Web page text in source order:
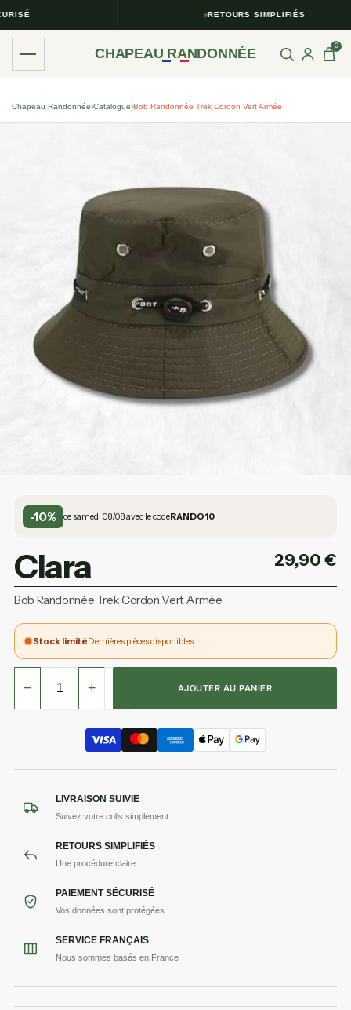
RETOURS SIMPLIFIÉS
CHAPEAU RANDONNÉE 0
Chapeau Randonnée›Catalogue›Bob Randonnée Trek Cordon Vert Armée
-10% ce samedi 08/08 avec le codeRANDO10
Clara 29,90€
Bob Randonnée Trek Cordon Vert Armée
Stock limitéDernières pièces disponibles
− + AJOUTER AU PANIER
LIVRAISON SUIVIE
Suivez votre colis simplement
RETOURS SIMPLIFIÉS
Une procédure claire
PAIEMENT SÉCURISÉ
Vos données sont protégées
SERVICE FRANÇAIS
Nous sommes basés en France